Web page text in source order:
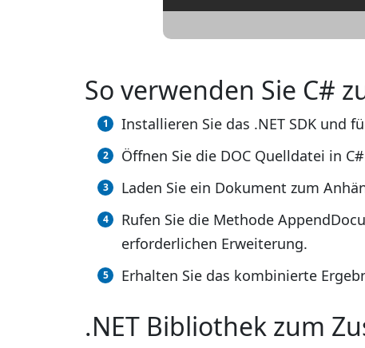
So verwenden Sie C#
Installieren Sie das .NET SDK und
Öffnen Sie die DOC Quelldatei in
Laden Sie ein Dokument zum
Rufen Sie die Methode
erforderlichen Erweiterung.
Erhalten Sie das kombinierte
.NET Bibliothek zum